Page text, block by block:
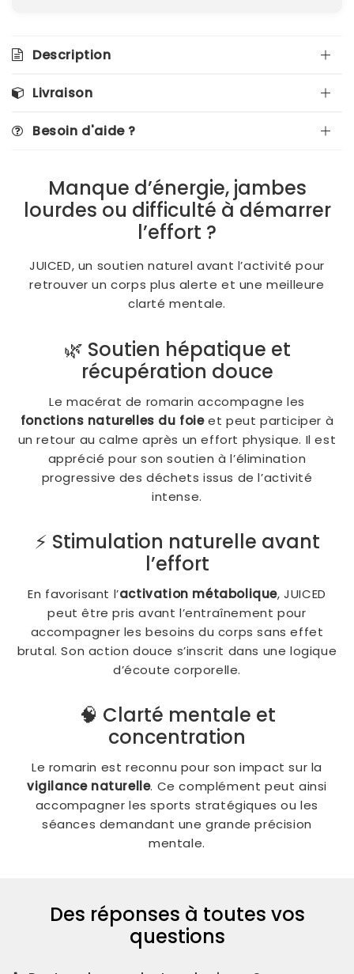
Description
Livraison
Besoin d'aide ?
Manque d’énergie, jambes
lourdes ou difficulté à démarrer
l’effort ?
JUICED, un soutien naturel avant l’activité pour
retrouver un corps plus alerte et une meilleure
clarté mentale.
🌿 Soutien hépatique et
récupération douce
Le macérat de romarin accompagne les
fonctions naturelles du foieet peut participer à
un retour au calme après un effort physique. Il est
apprécié pour son soutien à l’élimination
progressive des déchets issus de l’activité
intense.
⚡ Stimulation naturelle avant
l’effort
En favorisant l’activation métabolique, JUICED
peut être pris avant l’entraînement pour
accompagner les besoins du corps sans effet
brutal. Son action douce s’inscrit dans une logique
d’écoute corporelle.
🧠 Clarté mentale et
concentration
Le romarin est reconnu pour son impact sur la
vigilance naturelle. Ce complément peut ainsi
accompagner les sports stratégiques ou les
séances demandant une grande précision
mentale.
Des réponses à toutes vos
questions